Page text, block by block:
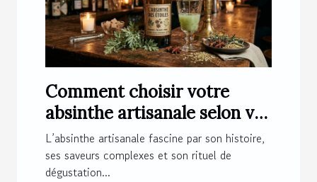
Comment choisir votre
absinthe artisanale selon vos
préférences ?
L’absinthe artisanale fascine par son histoire,
ses saveurs complexes et son rituel de
dégustation...